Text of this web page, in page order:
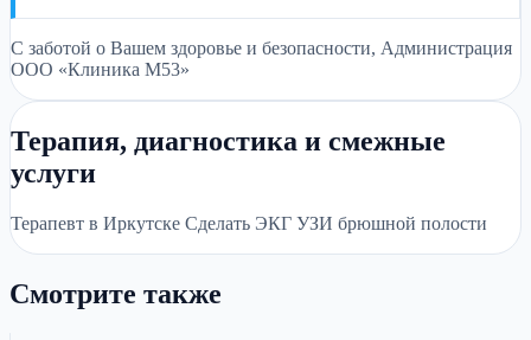
С заботой о Вашем здоровье и безопасности, Администрация
ООО «Клиника М53»
Терапия, диагностика и смежные
услуги
Терапевт в Иркутске Сделать ЭКГ УЗИ брюшной полости
Смотрите также